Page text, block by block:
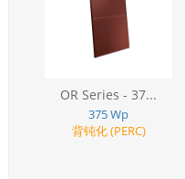
OR Series - 37...
375 Wp
背钝化 (PERC)